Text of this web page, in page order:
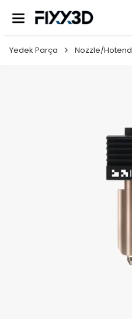
Yedek Parça Nozzle/Hotend